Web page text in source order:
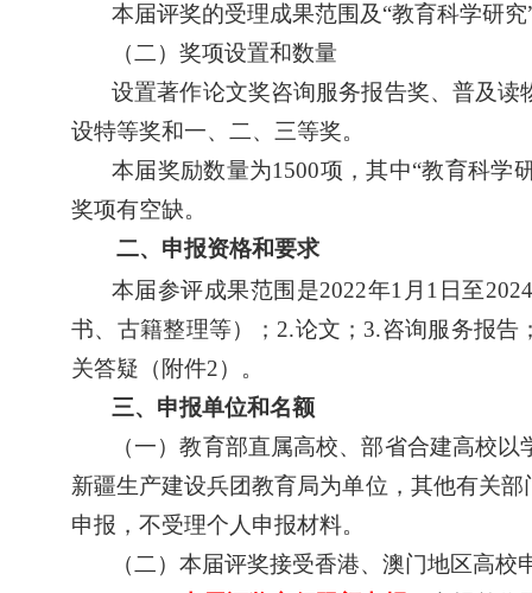
本届评奖的受理成果范围及“教育科学研究
（二）奖项设置和数量
设置著作论文奖咨询服务报告奖、普及
设特等奖和一、二、三等奖。
本届奖励数量为1500项，其中“教育科学
奖项有空缺。
二、申报资格和要求
本届参评成果范围是2022年1 月 1 日至2024
书、古籍整理等）； 2.论文； 3.咨询服务报告
关答疑（附件2）。
三、申报单位和名额
（一）教育部直属高校、部省合建高校
新疆生产建设兵团教育局为单位，其他有关
申报，不受理个人申报材料。
（二）本届评奖接受香港、澳门地区高